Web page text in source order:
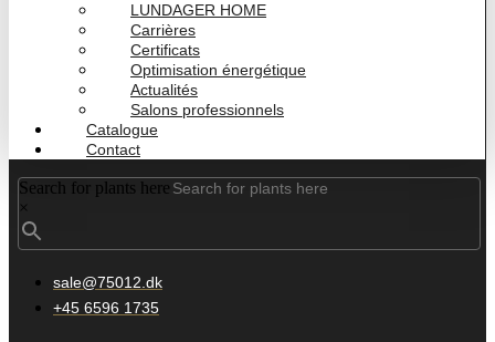
LUNDAGER HOME
Carrières
Certificats
Optimisation énergétique
Actualités
Salons professionnels
Catalogue
Contact
Search for plants here
×
sale@75012.dk
+45 6596 1735